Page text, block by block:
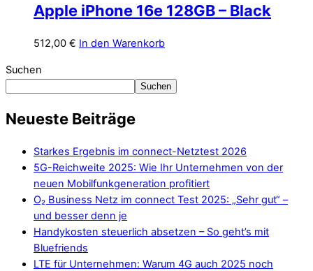
Apple iPhone 16e 128GB – Black
512,00 € In den Warenkorb
Suchen
Suchen
Neueste Beiträge
Starkes Ergebnis im connect-Netztest 2026
5G-Reichweite 2025: Wie Ihr Unternehmen von der
neuen Mobilfunkgeneration profitiert
O₂ Business Netz im connect Test 2025: „Sehr gut“ –
und besser denn je
Handykosten steuerlich absetzen – So geht’s mit
Bluefriends
LTE für Unternehmen: Warum 4G auch 2025 noch